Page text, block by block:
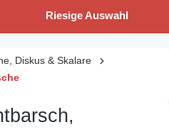
Riesige Auswahl
Diskus & Skalare